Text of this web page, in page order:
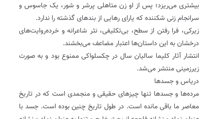
بیشتری می‌ریزد؛ پس از او زن متاهلی پرشر و شور، یک جاسوس و
سرانجام زنی شکننده که یارای رهایی از بندهای گذشته را ندارد.
زیرکی، فرا رفتن از سطح، بی‌تکلیفی، نثر شاعرانه و خرده‌روایت‌های
درخشان به این داستان‌ها اعتبار مضاعف می‌بخشند.
انتشار آثار کلیما سالیان سال در چکسلواکی ممنوع بود و به صورت
زیرزمینی منتشر می‌شد.
دریاس و جسدها
مرده‌ها و جسد‌ها تنها چیزهای حقیقی و منجمدی است که در تاریخ
معاصر ما باقی مانده است. در طول تاریخ چنین بوده است. جسد با